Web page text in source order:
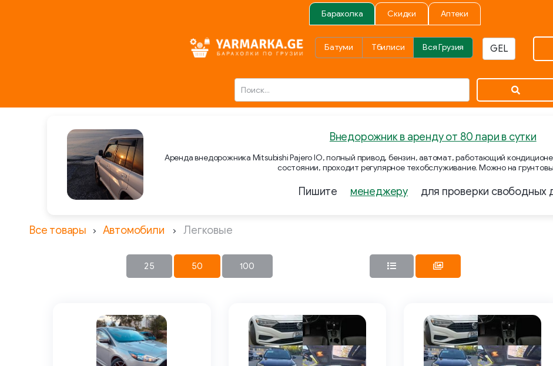
Барахолка Скидки Аптеки
Батуми Тбилиси Вся Грузия
Внедорожник в аренду от 80 лари в сутки
Аренда внедорожника Mitsubishi Pajero IO, полный привод, бензин, автомат, работающий
состоянии, проходит регулярное техобслуживание. Можно на
Пишите менеджеру для проверки свободных
Все товары Автомобили Легковые
25 50 100